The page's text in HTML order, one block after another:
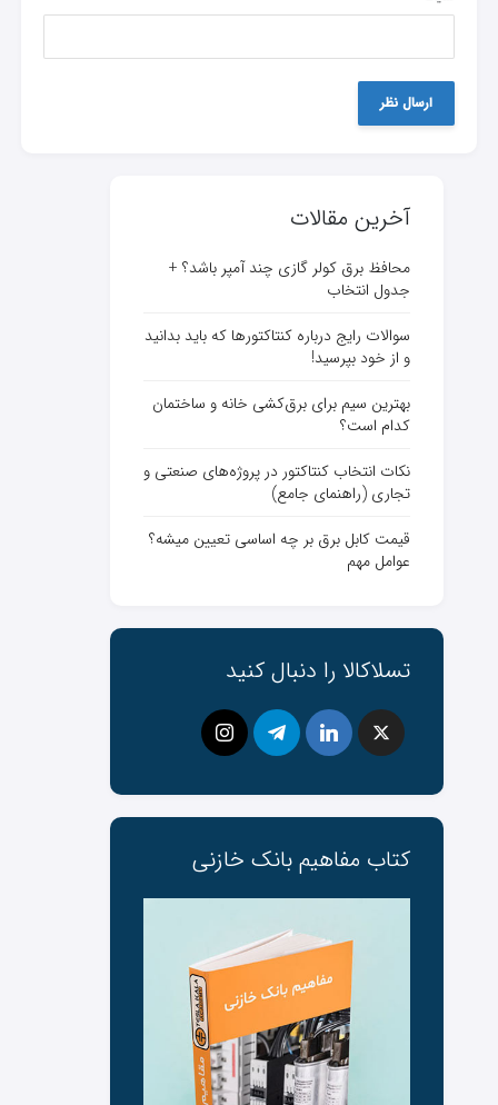
آخرین مقالات
محافظ برق کولر گازی چند آمپر باشد؟ +
جدول انتخاب
سوالات رایج درباره کنتاکتورها که باید بدانید
و از خود بپرسید!
بهترین سیم برای برق‌کشی خانه و ساختمان
کدام است؟
نکات انتخاب کنتاکتور در پروژه‌های صنعتی و
تجاری (راهنمای جامع)
قیمت کابل برق بر چه اساسی تعیین میشه؟
عوامل مهم
تسلاکالا را دنبال کنید
کتاب مفاهیم بانک ‌خازنی